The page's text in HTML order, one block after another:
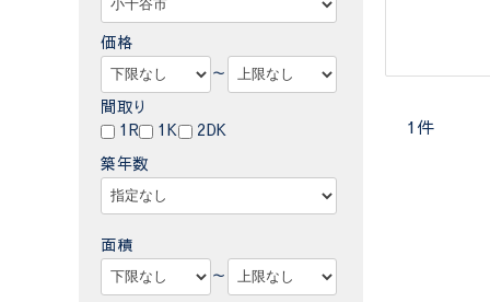
1件
価格
～
間取り
1R
1K
2DK
築年数
面積
～